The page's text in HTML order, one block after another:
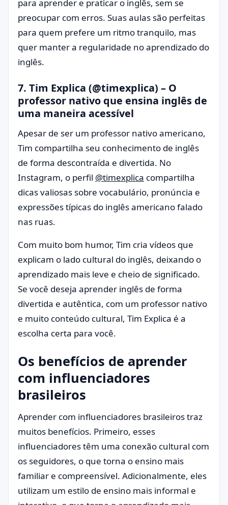
para aprender e praticar o inglês, sem se
preocupar com erros. Suas aulas são perfeitas
para quem prefere um ritmo tranquilo, mas
quer manter a regularidade no aprendizado do
inglês.
7. Tim Explica (@timexplica) – O
professor nativo que ensina inglês de
uma maneira acessível
Apesar de ser um professor nativo americano,
Tim compartilha seu conhecimento de inglês
de forma descontraída e divertida. No
Instagram, o perfil @timexplica compartilha
dicas valiosas sobre vocabulário, pronúncia e
expressões típicas do inglês americano falado
nas ruas.
Com muito bom humor, Tim cria vídeos que
explicam o lado cultural do inglês, deixando o
aprendizado mais leve e cheio de significado.
Se você deseja aprender inglês de forma
divertida e autêntica, com um professor nativo
e muito conteúdo cultural, Tim Explica é a
escolha certa para você.
Os benefícios de aprender
com influenciadores
brasileiros
Aprender com influenciadores brasileiros traz
muitos benefícios. Primeiro, esses
influenciadores têm uma conexão cultural com
os seguidores, o que torna o ensino mais
familiar e compreensível. Adicionalmente, eles
utilizam um estilo de ensino mais informal e